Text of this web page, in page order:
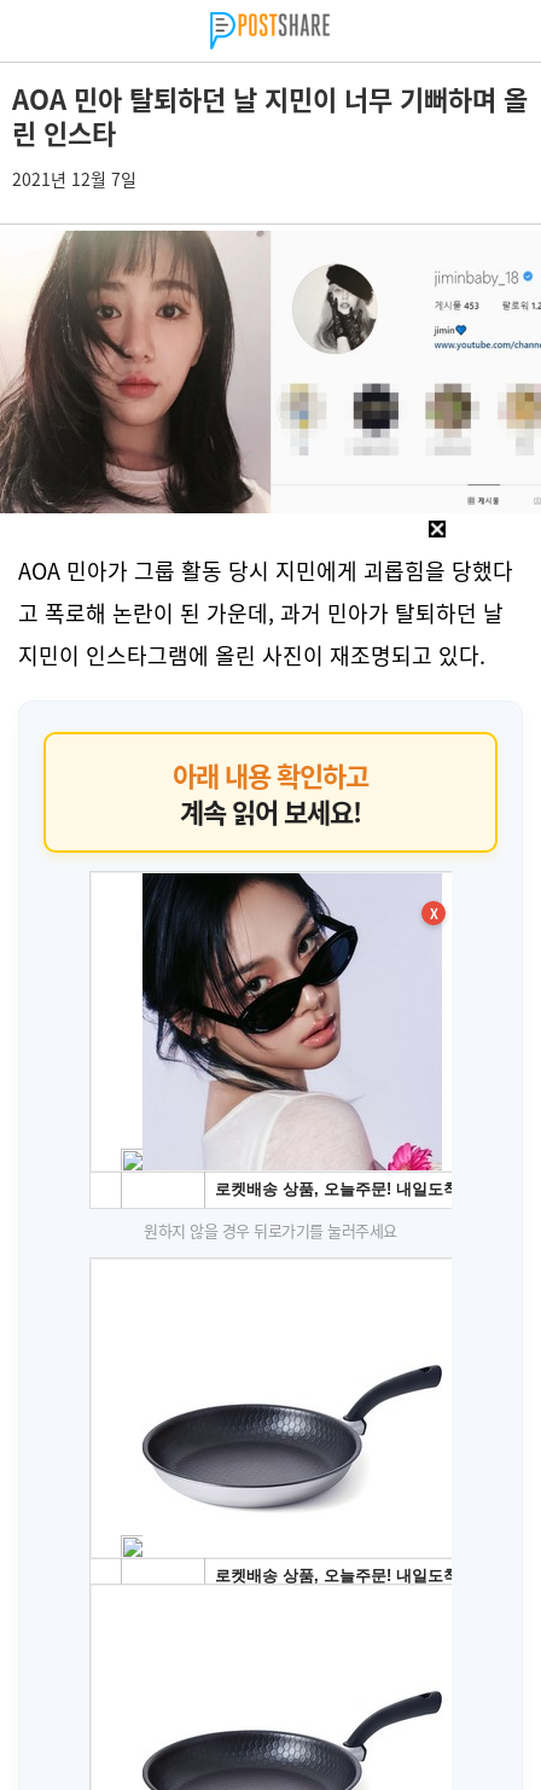
AOA 민아 탈퇴하던 날 지민이 너무 기뻐하며 올
린 인스타
2021년 12월 7일
AOA 민아가 그룹 활동 당시 지민에게 괴롭힘을 당했다
고 폭로해 논란이 된 가운데, 과거 민아가 탈퇴하던 날
지민이 인스타그램에 올린 사진이 재조명되고 있다.
아래 내용 확인하고
계속 읽어 보세요!
X
원하지 않을 경우 뒤로가기를 눌러주세요